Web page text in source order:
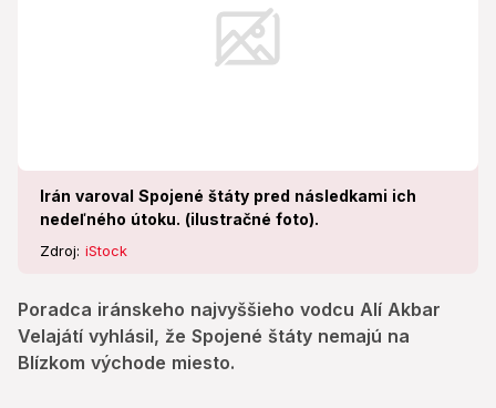
Irán varoval Spojené štáty pred následkami ich
nedeľného útoku. (ilustračné foto).
Zdroj: iStock
Poradca iránskeho najvyššieho vodcu Alí Akbar
Velajátí vyhlásil, že Spojené štáty nemajú na
Blízkom východe miesto.